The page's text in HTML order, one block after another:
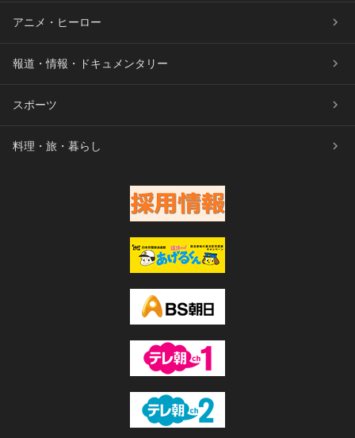
アニメ・ヒーロー
報道・情報・ドキュメンタリー
スポーツ
料理・旅・暮らし